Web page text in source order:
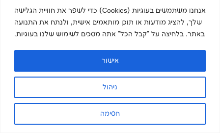
אנחנו משתמשים בעוגיות (Cookies) כדי לשפר את חוויית הגלישה
שלך, להציג מודעות או תוכן מותאמים אישית, ולנתח את התנועה
באתר. בלחיצה על "קבל הכל" אתה מסכים לשימוש שלנו בעוגיות.
ניהול
חסימה
אישור